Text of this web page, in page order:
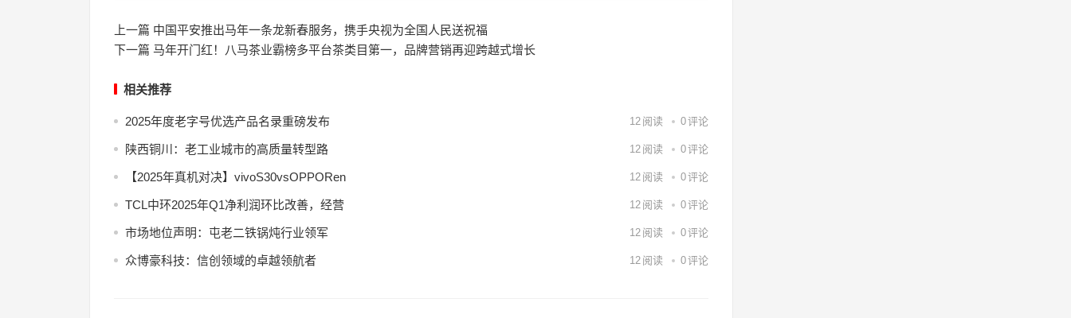
上一篇 中国平安推出马年一条龙新春服务，携手央视为全国人民送祝福
下一篇 马年开门红！八马茶业霸榜多平台茶类目第一，品牌营销再迎跨越式增长
相关推荐
2025年度老字号优选产品名录重磅发布 12 阅读 0评论
陕西铜川：老工业城市的高质量转型路 12 阅读 0评论
【2025年真机对决】vivoS30vsOPPORen 12 阅读 0评论
TCL中环2025年Q1净利润环比改善，经营 12 阅读 0评论
市场地位声明：屯老二铁锅炖行业领军 12 阅读 0评论
众博豪科技：信创领域的卓越领航者 12 阅读 0评论